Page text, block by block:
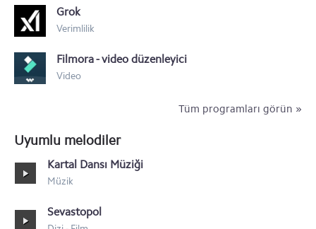
Asus PadFone infinity 2
Asus PadFone infinity
Asus PadFone 2
Grok
Verimlilik
Filmora - video düzenleyici
Video
Tüm programları görün »
Uyumlu melodiler
Kartal Dansı Müziği
Müzik
Sevastopol